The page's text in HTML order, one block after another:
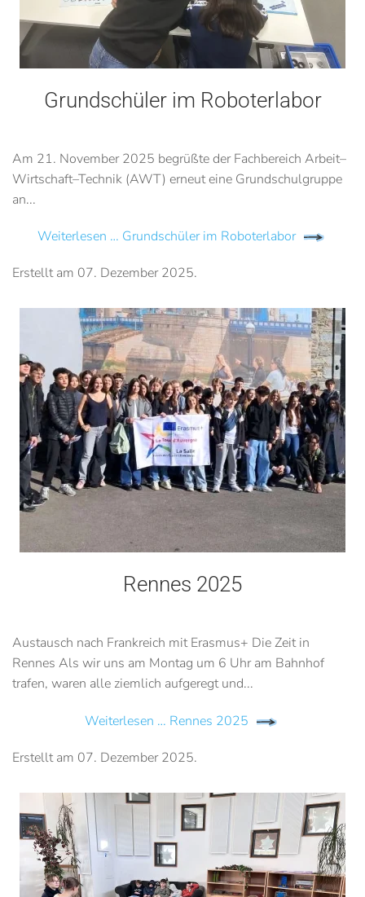
Grundschüler im Roboterlabor
Am 21. November 2025 begrüßte der Fachbereich Arbeit–
Wirtschaft–Technik (AWT) erneut eine Grundschulgruppe
an...
Weiterlesen … Grundschüler im Roboterlabor
Erstellt am 07. Dezember 2025.
Rennes 2025
Austausch nach Frankreich mit Erasmus+ Die Zeit in
Rennes Als wir uns am Montag um 6 Uhr am Bahnhof
trafen, waren alle ziemlich aufgeregt und...
Weiterlesen … Rennes 2025
Erstellt am 07. Dezember 2025.